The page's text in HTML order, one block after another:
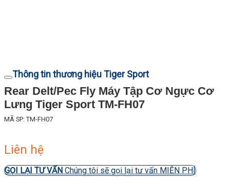
Thông tin thương hiệu Tiger Sport
Rear Delt/Pec Fly Máy Tập Cơ Ngực Cơ
Lưng Tiger Sport TM-FH07
MÃ SP: TM-FH07
Liên hệ
GỌI LẠI TƯ VẤN Chúng tôi sẽ gọi lại tư vấn MIỄN PHÍ